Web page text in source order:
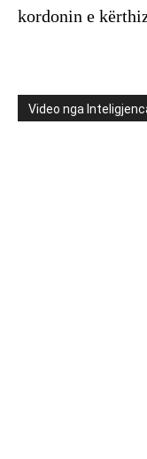
kordonin e
Video nga